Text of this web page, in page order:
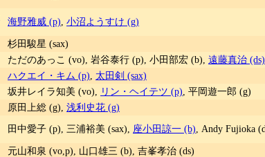
海野雅威 (p) 小沼ようすけ (g)
杉田駿星 (sax)
ただのあっこ (vo), 岩谷泰行 (p), 小田部宏 (b), 遠藤真治 (ds)
ハクエイ・キム (p)
太田剣 (sax)
坂井レイラ知美 (vo), リン・ヘイテツ (p) , 平岡遊一郎 (g)
原田上総 (g), 浅利史花 (g)
田中愛子 (p), 三浦裕美 (sax), 座小田諒一 (b) , Andy Fujioka
元山和泉 (vo,p), 山口雄三 (b), 吉峯孝治 (ds)